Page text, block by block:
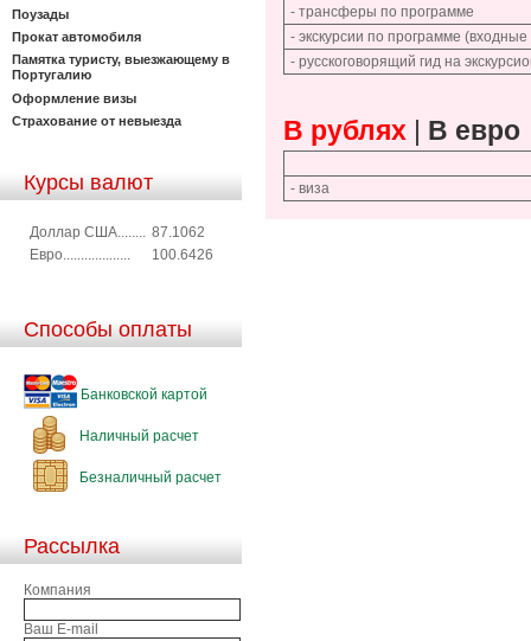
Поузады
Прокат автомобиля
Памятка туристу, выезжающему в
Португалию
Оформление визы
Страхование от невыезда
Курсы валют
Доллар США........ 87.1062
Евро...................
100.6426
Способы оплаты
Банковской картой
Наличный расчет
Безналичный расчет
Рассылка
Компания
Ваш E-mail
- трансферы по программе
- экскурсии по программе
- русскоговорящий гид на
В рублях В евро
- виза